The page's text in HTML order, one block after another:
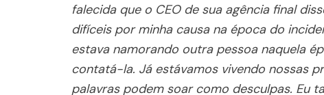
falecida que o CEO de sua agência final
difíceis por minha causa na época do
estava namorando outra pessoa naquela
contatá-la. Já estávamos vivendo nossas
palavras podem soar como desculpas. Eu